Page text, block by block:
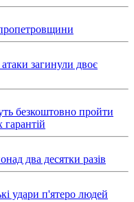
загинули двоє
безкоштовно пройти
два десятки разів
удари п'ятеро людей